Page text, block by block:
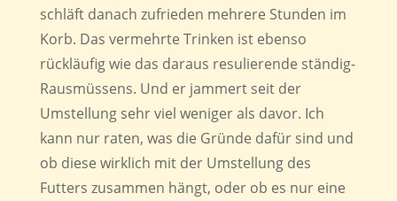
schläft danach zufrieden mehrere Stunden im
Korb. Das vermehrte Trinken ist ebenso
rückläufig wie das daraus resulierende ständig-
Rausmüssens. Und er jammert seit der
Umstellung sehr viel weniger als davor. Ich
kann nur raten, was die Gründe dafür sind und
ob diese wirklich mit der Umstellung des
Futters zusammen hängt, oder ob es nur eine